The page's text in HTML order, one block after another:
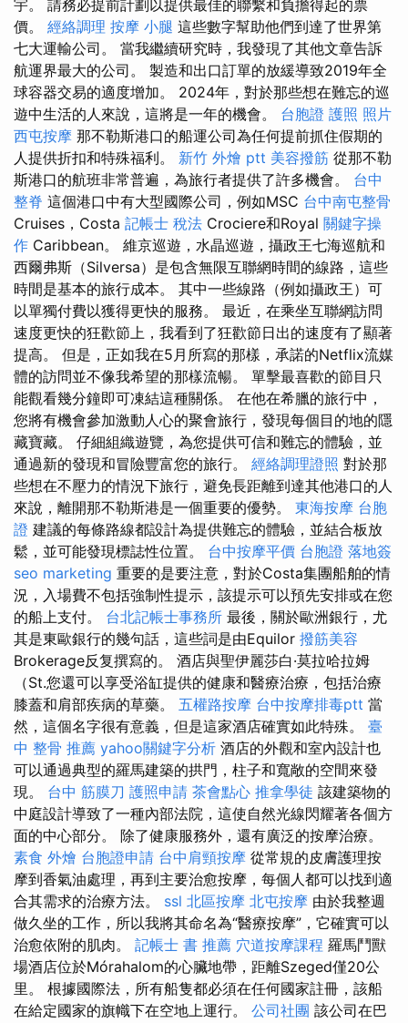
宇。 請務必提前計劃以提供最佳的聯繫和負擔得起的票
價。 經絡調理 按摩 小腿 這些數字幫助他們到達了世界第
七大運輸公司。 當我繼續研究時，我發現了其他文章告訴
航運界最大的公司。 製造和出口訂單的放緩導致2019年全
球容器交易的適度增加。 2024年，對於那些想在難忘的巡
遊中生活的人來說，這將是一年的機會。 台胞證 護照 照片
西屯按摩 那不勒斯港口的船運公司為任何提前抓住假期的
人提供折扣和特殊福利。 新竹 外燴 ptt 美容撥筋 從那不勒
斯港口的航班非常普遍，為旅行者提供了許多機會。 台中
整脊 這個港口中有大型國際公司，例如MSC 台中南屯整骨
Cruises，Costa 記帳士 稅法 Crociere和Royal 關鍵字操
作 Caribbean。 維京巡遊，水晶巡遊，攝政王七海巡航和
西爾弗斯（Silversa）是包含無限互聯網時間的線路，這些
時間是基本的旅行成本。 其中一些線路（例如攝政王）可
以單獨付費以獲得更快的服務。 最近，在乘坐互聯網訪問
速度更快的狂歡節上，我看到了狂歡節日出的速度有了顯著
提高。 但是，正如我在5月所寫的那樣，承諾的Netflix流媒
體的訪問並不像我希望的那樣流暢。 單擊最喜歡的節目只
能觀看幾分鐘即可凍結這種關係。 在他在希臘的旅行中，
您將有機會參加激動人心的聚會旅行，發現每個目的地的隱
藏寶藏。 仔細組織遊覽，為您提供可信和難忘的體驗，並
通過新的發現和冒險豐富您的旅行。 經絡調理證照 對於那
些想在不壓力的情況下旅行，避免長距離到達其他港口的人
來說，離開那不勒斯港是一個重要的優勢。 東海按摩 台胞
證 建議的每條路線都設計為提供難忘的體驗，並結合板放
鬆，並可能發現標誌性位置。 台中按摩平價 台胞證 落地簽
seo marketing 重要的是要注意，對於Costa集團船舶的情
況，入場費不包括強制性提示，該提示可以預先安排或在您
的船上支付。 台北記帳士事務所 最後，關於歐洲銀行，尤
其是東歐銀行的幾句話，這些詞是由Equilor 撥筋美容
Brokerage反复撰寫的。 酒店與聖伊麗莎白·莫拉哈拉姆
（St.您還可以享受浴缸提供的健康和醫療治療，包括治療
膝蓋和肩部疾病的草藥。 五權路按摩 台中按摩排毒ptt 當
然，這個名字很有意義，但是這家酒店確實如此特殊。 臺
中 整骨 推薦 yahoo關鍵字分析 酒店的外觀和室內設計也
可以通過典型的羅馬建築的拱門，柱子和寬敞的空間來發
現。 台中 筋膜刀 護照申請 茶會點心 推拿學徒 該建築物的
中庭設計導致了一種內部法院，這使自然光線閃耀著各個方
面的中心部分。 除了健康服務外，還有廣泛的按摩治療。
素食 外燴 台胞證申請 台中肩頸按摩 從常規的皮膚護理按
摩到香氣油處理，再到主要治愈按摩，每個人都可以找到適
合其需求的治療方法。 ssl 北區按摩 北屯按摩 由於我整週
做久坐的工作，所以我將其命名為“醫療按摩”，它確實可以
治愈依附的肌肉。 記帳士 書 推薦 穴道按摩課程 羅馬鬥獸
場酒店位於Mórahalom的心臟地帶，距離Szeged僅20公
里。 根據國際法，所有船隻都必須在任何國家註冊，該船
在給定國家的旗幟下在空地上運行。 公司社團 該公司在巴